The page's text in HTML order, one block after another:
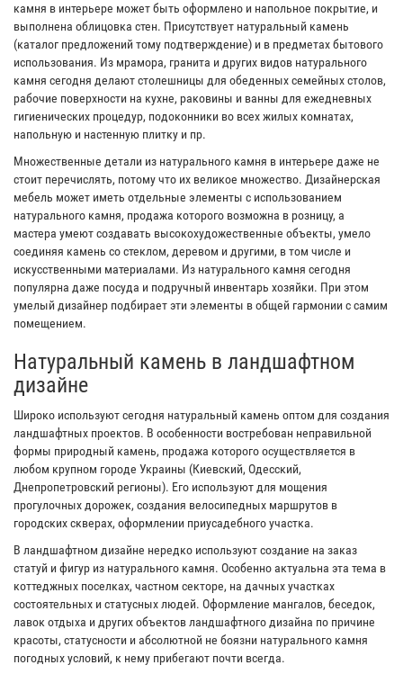
камня в интерьере может быть оформлено и напольное покрытие, и
выполнена облицовка стен. Присутствует натуральный камень
(каталог предложений тому подтверждение) и в предметах бытового
использования. Из мрамора, гранита и других видов натурального
камня сегодня делают столешницы для обеденных семейных столов,
рабочие поверхности на кухне, раковины и ванны для ежедневных
гигиенических процедур, подоконники во всех жилых комнатах,
напольную и настенную плитку и пр.
Множественные детали из натурального камня в интерьере даже не
стоит перечислять, потому что их великое множество. Дизайнерская
мебель может иметь отдельные элементы с использованием
натурального камня, продажа которого возможна в розницу, а
мастера умеют создавать высокохудожественные объекты, умело
соединяя камень со стеклом, деревом и другими, в том числе и
искусственными материалами. Из натурального камня сегодня
популярна даже посуда и подручный инвентарь хозяйки. При этом
умелый дизайнер подбирает эти элементы в общей гармонии с самим
помещением.
Натуральный камень в ландшафтном
дизайне
Широко используют сегодня натуральный камень оптом для создания
ландшафтных проектов. В особенности востребован неправильной
формы природный камень, продажа которого осуществляется в
любом крупном городе Украины (Киевский, Одесский,
Днепропетровский регионы). Его используют для мощения
прогулочных дорожек, создания велосипедных маршрутов в
городских скверах, оформлении приусадебного участка.
В ландшафтном дизайне нередко используют создание на заказ
статуй и фигур из натурального камня. Особенно актуальна эта тема в
коттеджных поселках, частном секторе, на дачных участках
состоятельных и статусных людей. Оформление мангалов, беседок,
лавок отдыха и других объектов ландшафтного дизайна по причине
красоты, статусности и абсолютной не боязни натурального камня
погодных условий, к нему прибегают почти всегда.